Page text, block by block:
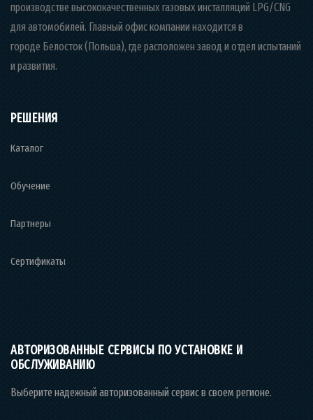
производстве высококачественных газовых инсталляций LPG/CNG
для автомобилей. Главный офис компании находится в
городе Белосток (Польша), где расположен завод и отдел испытаний
и развития.
РЕШЕНИЯ
Каталог
Обучение
Партнеры
Сертификаты
АВТОРИЗОВАННЫЕ СЕРВИСЫ ПО УСТАНОВКЕ И
ОБСЛУЖИВАНИЮ
Выберите надежный авторизованный сервис в своем регионе.